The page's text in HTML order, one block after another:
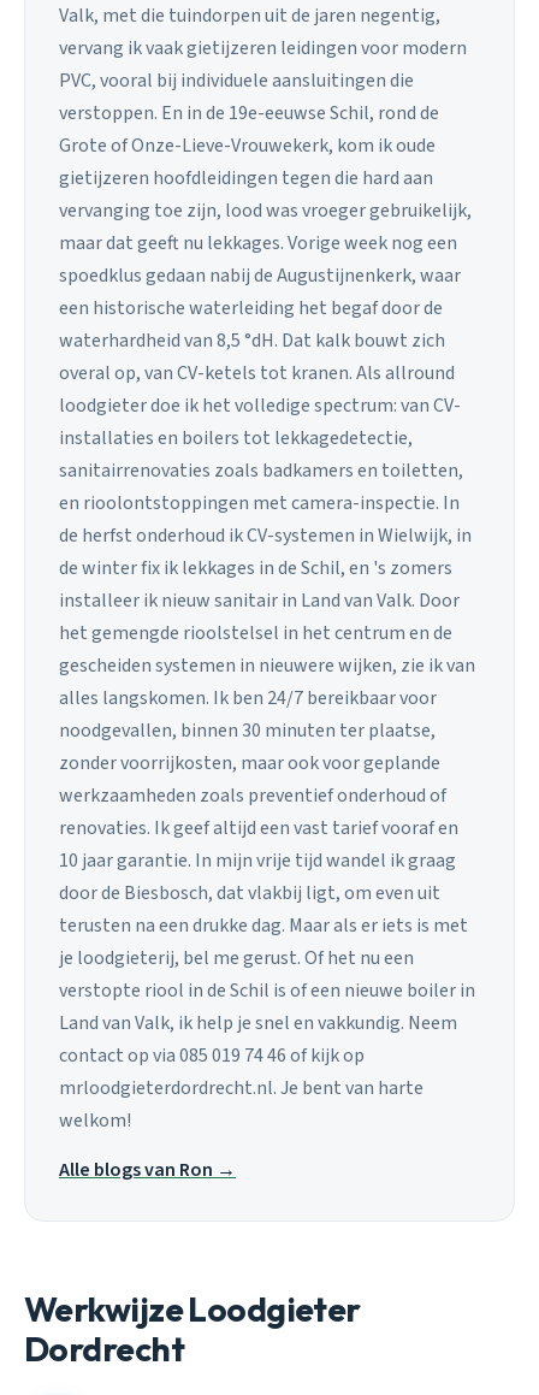
Valk, met die tuindorpen uit de jaren negentig,
vervang ik vaak gietijzeren leidingen voor modern
PVC, vooral bij individuele aansluitingen die
verstoppen. En in de 19e-eeuwse Schil, rond de
Grote of Onze-Lieve-Vrouwekerk, kom ik oude
gietijzeren hoofdleidingen tegen die hard aan
vervanging toe zijn, lood was vroeger gebruikelijk,
maar dat geeft nu lekkages. Vorige week nog een
spoedklus gedaan nabij de Augustijnenkerk, waar
een historische waterleiding het begaf door de
waterhardheid van 8,5 °dH. Dat kalk bouwt zich
overal op, van CV-ketels tot kranen. Als allround
loodgieter doe ik het volledige spectrum: van CV-
installaties en boilers tot lekkagedetectie,
sanitairrenovaties zoals badkamers en toiletten,
en rioolontstoppingen met camera-inspectie. In
de herfst onderhoud ik CV-systemen in Wielwijk, in
de winter fix ik lekkages in de Schil, en 's zomers
installeer ik nieuw sanitair in Land van Valk. Door
het gemengde rioolstelsel in het centrum en de
gescheiden systemen in nieuwere wijken, zie ik van
alles langskomen. Ik ben 24/7 bereikbaar voor
noodgevallen, binnen 30 minuten ter plaatse,
zonder voorrijkosten, maar ook voor geplande
werkzaamheden zoals preventief onderhoud of
renovaties. Ik geef altijd een vast tarief vooraf en
10 jaar garantie. In mijn vrije tijd wandel ik graag
door de Biesbosch, dat vlakbij ligt, om even uit
terusten na een drukke dag. Maar als er iets is met
je loodgieterij, bel me gerust. Of het nu een
verstopte riool in de Schil is of een nieuwe boiler in
Land van Valk, ik help je snel en vakkundig. Neem
contact op via 085 019 74 46 of kijk op
mrloodgieterdordrecht.nl. Je bent van harte
welkom!
Alle blogs van Ron →
Werkwijze Loodgieter
Dordrecht